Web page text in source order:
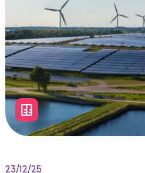
23/12/25